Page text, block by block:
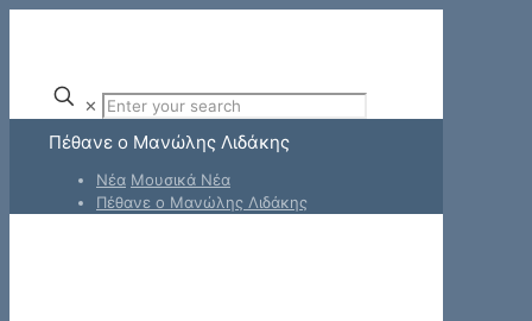
✕
Πέθανε ο Μανώλης Λιδάκης
Νέα Μουσικά Νέα
Πέθανε ο Μανώλης Λιδάκης